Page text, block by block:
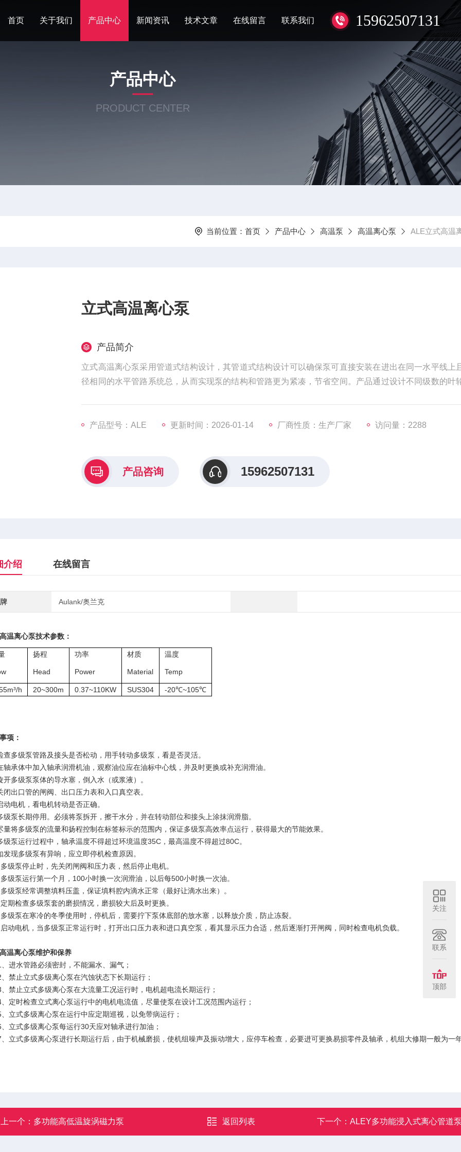
15962507131
首页 关于我们 产品中心 新闻资讯 技术文章 在线留言 联系我们
产品中心
PRODUCT CENTER
当前位置： 首页 产品中心 高温泵 高温离心泵 ALE立式高温
立式高温离心泵
产品简介
立式高温离心泵采用管道式结构设计，其管道式结构设计可以确保泵可直接安装在进出在同一水平线上
径相同的水平管路系统总，从而实现泵的结构和管路更为紧凑，节省空间。产品通过设计不同级数的叶
产品型号：ALE 更新时间：2026-01-14 厂商性质：生产厂家 访问量：2288
产品咨询 15962507131
介绍 在线留言
Aulank/奥兰克
温离心泵技术参数：
扬程
Head
功率
Power
材质
Material
温度
Temp
h 20~300m 0.37~110KW SUS304 -20℃~105℃
项：
查多级泵管路及接头是否松动，用手转动多级泵，看是否灵活。
轴承体中加入轴承润滑机油，观察油位应在油标中心线，并及时更换或补充润滑油。
开多级泵泵体的导水塞，倒入水（或浆液）。
闭出口管的闸阀、出口压力表和入口真空表。
动电机，看电机转动是否正确。
级泵长期停用。必须将泵拆开，擦干水分，并在转动部位和接头上涂抹润滑脂。
量将多级泵的流量和扬程控制在标签标示的范围内，保证多级泵高效率点运行，获得最大的节能效果。
级泵运行过程中，轴承温度不得超过环境温度35C，最高温度不得超过80C。
发现多级泵有异响，应立即停机检查原因。
级泵停止时，先关闭闸阀和压力表，然后停止电机。
级泵运行第一个月，100小时换一次润滑油，以后每500小时换一次油。
级泵经常调整填料压盖，保证填料腔内滴水正常（最好让滴水出来）。
期检查多级泵套的磨损情况，磨损较大后及时更换。
级泵在寒冷的冬季使用时，停机后，需要拧下泵体底部的放水塞，以释放介质，防止冻裂。
动电机，当多级泵正常运行时，打开出口压力表和进口真空泵，看其显示压力合适，然后逐渐打开闸阀，同时检查电机负载。
温离心泵维护和保养
水管路必须密封，不能漏水、漏气；
止立式多级离心泵在汽蚀状态下长期运行；
止立式多级离心泵在大流量工况运行时，电机超电流长期运行；
时检查立式离心泵运行中的电机电流值，尽量使泵在设计工况范围内运行；
式多级离心泵在运行中应定期巡视，以免带病运行；
式多级离心泵每运行30天应对轴承进行加油；
式多级离心泵进行长期运行后，由于机械磨损，使机组噪声及振动增大，应停车检查，必要进可更换易损零件及轴承，机组大修期一般为一
上一个： 多功能高低温旋涡磁力泵 返回列表 下一个：ALEY多功能浸入式离心管道
关注
联系
顶部